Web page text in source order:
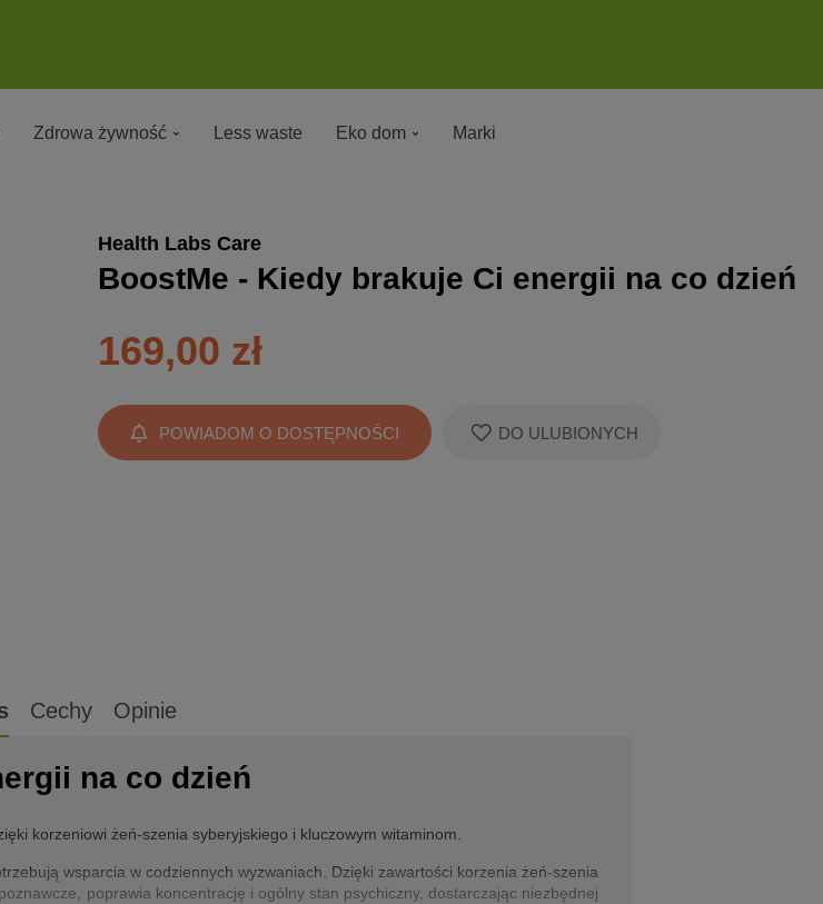
Zdrowa żywność Less waste Eko dom Marki
Health Labs Care
BoostMe - Kiedy brakuje Ci energii na co dzień
169,00 zł
POWIADOM O DOSTĘPNOŚCI DO ULUBIONYCH
Cechy Opinie
na co dzień
korzeniowi żeń-szenia syberyjskiego i kluczowym witaminom.
wsparcia w codziennych wyzwaniach. Dzięki zawartości korzenia żeń-szenia
poprawia koncentrację i ogólny stan psychiczny, dostarczając niezbędnej